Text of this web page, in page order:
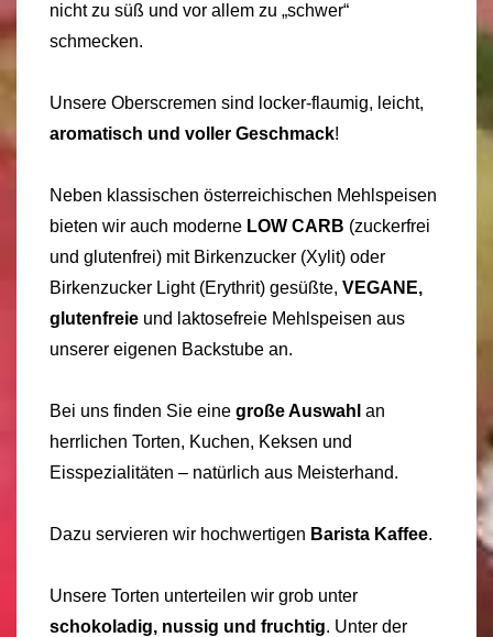
nicht zu süß und vor allem zu „schwer“
schmecken.
Unsere Oberscremen sind locker-flaumig, leicht,
aromatisch und voller Geschmack!
Neben klassischen österreichischen Mehlspeisen
bieten wir auch moderne LOW CARB (zuckerfrei
und glutenfrei) mit Birkenzucker (Xylit) oder
Birkenzucker Light (Erythrit) gesüßte, VEGANE,
glutenfreie und laktosefreie Mehlspeisen aus
unserer eigenen Backstube an.
Bei uns finden Sie eine große Auswahl an
herrlichen Torten, Kuchen, Keksen und
Eisspezialitäten – natürlich aus Meisterhand.
Dazu servieren wir hochwertigen Barista Kaffee.
Unsere Torten unterteilen wir grob unter
schokoladig, nussig und fruchtig. Unter der